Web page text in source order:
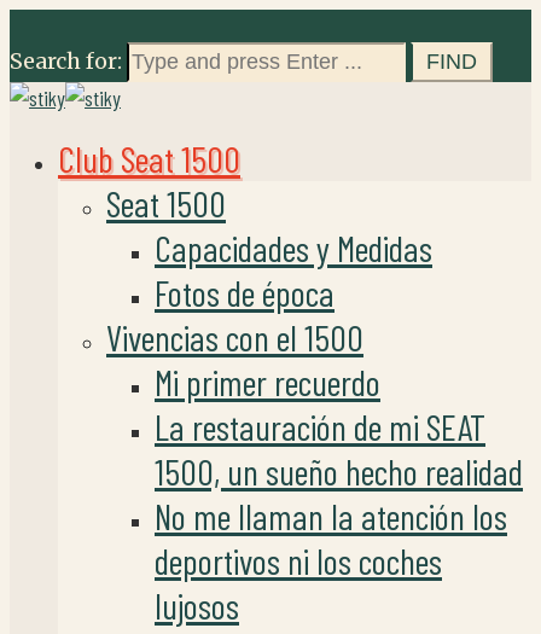
Search for:
Club Seat 1500
Seat 1500
Capacidades y Medidas
Fotos de época
Vivencias con el 1500
Mi primer recuerdo
La restauración de mi SEAT
1500, un sueño hecho realidad
No me llaman la atención los
deportivos ni los coches
lujosos